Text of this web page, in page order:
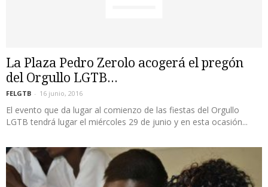
La Plaza Pedro Zerolo acogerá el pregón
del Orgullo LGTB...
FELGTB - 16 junio, 2016
El evento que da lugar al comienzo de las fiestas del Orgullo
LGTB tendrá lugar el miércoles 29 de junio y en esta ocasión...